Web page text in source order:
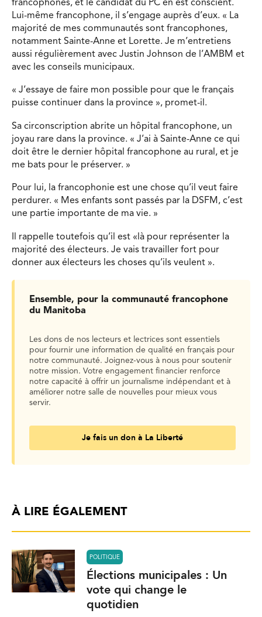
francophones, et le candidat du PC en est conscient.
Lui-même francophone, il s’engage auprès d’eux. « La
majorité de mes communautés sont francophones,
notamment Sainte-Anne et Lorette. Je m’entretiens
aussi régulièrement avec Justin Johnson de l’AMBM et
avec les conseils municipaux.
« J’essaye de faire mon possible pour que le français
puisse continuer dans la province », promet-il.
Sa circonscription abrite un hôpital francophone, un
joyau rare dans la province. « J’ai à Sainte-Anne ce qui
doit être le dernier hôpital francophone au rural, et je
me bats pour le préserver. »
Pour lui, la francophonie est une chose qu’il veut faire
perdurer. « Mes enfants sont passés par la DSFM, c’est
une partie importante de ma vie. »
Il rappelle toutefois qu’il est «là pour représenter la
majorité des électeurs. Je vais travailler fort pour
donner aux électeurs les choses qu’ils veulent ».
Ensemble, pour la communauté francophone
du Manitoba
Les dons de nos lecteurs et lectrices sont essentiels
pour fournir une information de qualité en français pour
notre communauté. Joignez-vous à nous pour soutenir
notre mission. Votre engagement financier renforce
notre capacité à offrir un journalisme indépendant et à
améliorer notre salle de nouvelles pour mieux vous
servir.
Je fais un don à La Liberté
À LIRE ÉGALEMENT
POLITIQUE
Élections municipales : Un
vote qui change le
quotidien